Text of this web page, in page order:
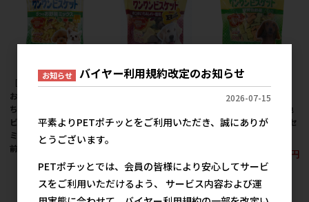
［ドギーマンハヤシ］
おなかにやさしいちっ
ちゃな低脂肪ワンワン
ビスケット 5つのお野菜
ミックス 160g【値上げ
前セール】
参考上代
252円
［ドギーマンハヤシ］
つまいも＆レバー風味
参考上代 650円
［ドギーマンハヤシ］
おなかにやさしいワン
ワンビスケット 緑黄色
野菜 450g【値上げ前セ
650円
お知らせ バイヤー利用規約改定のお知らせ
2026-07-15
平素よりPETポチッとをご利用いただき、誠にありが
とうございます。
PETポチッとでは、会員の皆様により安心してサービ
スをご利用いただけるよう、 サービス内容および運